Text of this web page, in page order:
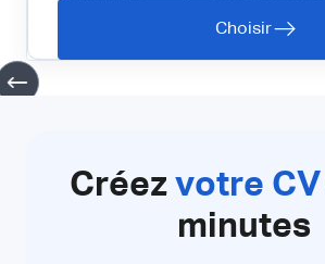
Choisir
Créez votre CV
minutes